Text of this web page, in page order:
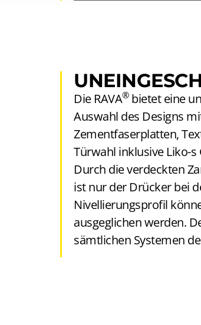
Die RAVA®bietet eine
Auswahl des Designs
Zementfaserplatten,
Türwahl inklusive Liko-s
Durch die verdeckten
ist nur der Drücker bei
Nivellierungsprofil
ausgeglichen werden.
sämtlichen Systemen